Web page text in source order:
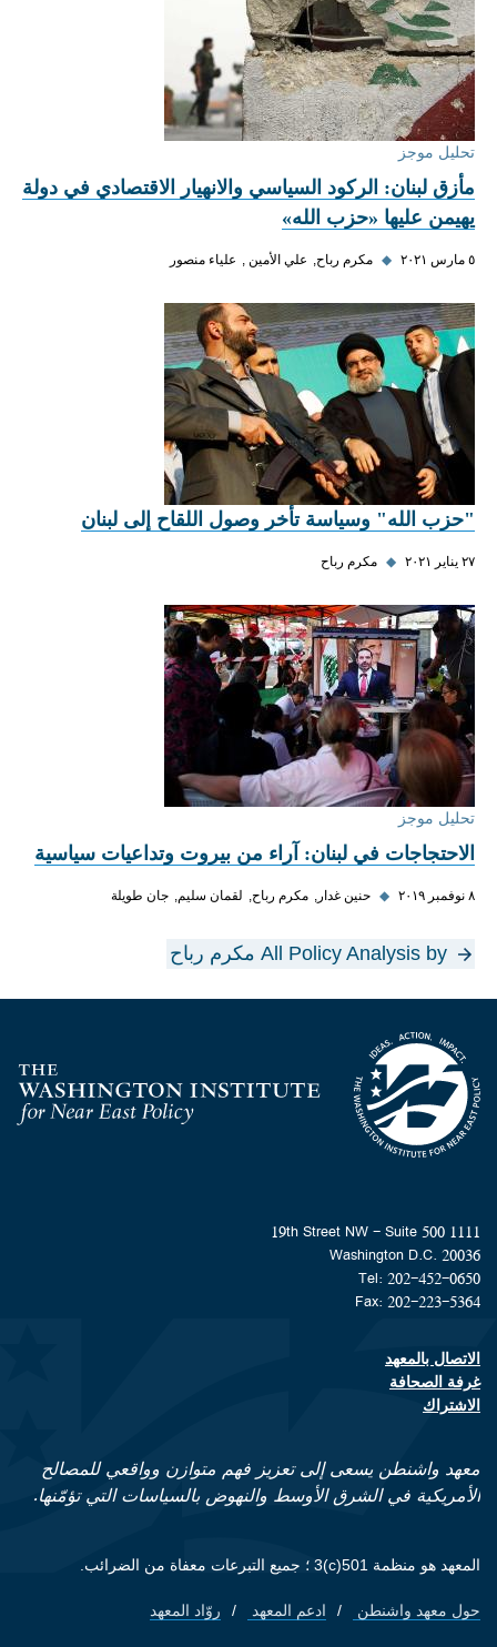
تحليل موجز
مأزق لبنان: الركود السياسي والانهيار الاقتصادي في دولة
يهيمن عليها «حزب الله»
٥ مارس ٢٠٢١ ◆ مكرم رباح علي الأمين علياء منصور
"حزب الله" وسياسة تأخر وصول اللقاح إلى لبنان
٢٧ يناير ٢٠٢١ ◆ مكرم رباح
تحليل موجز
الاحتجاجات في لبنان: آراء من بيروت وتداعيات سياسية
٨ نوفمبر ٢٠١٩ ◆ حنين غدار مكرم رباح لقمان سليم جان طويلة
All Policy Analysis by مكرم رباح
Homepage
1111 19th Street NW - Suite 500
Washington D.C. 20036
Tel: 202-452-0650
Fax: 202-223-5364
Footer contact links
الاتصال بالمعهد
غرفة الصحافة
الاشتراك
معهد واشنطن يسعى إلى تعزيز فهم متوازن وواقعي للمصالح
الأمريكية في الشرق الأوسط والنهوض بالسياسات التي تؤمّنها.
المعهد هو منظمة 501(c)3 ؛ جميع التبرعات معفاة من الضرائب.
Footer quick links
حول معهد واشنطن ادعم المعهد روّاد المعهد